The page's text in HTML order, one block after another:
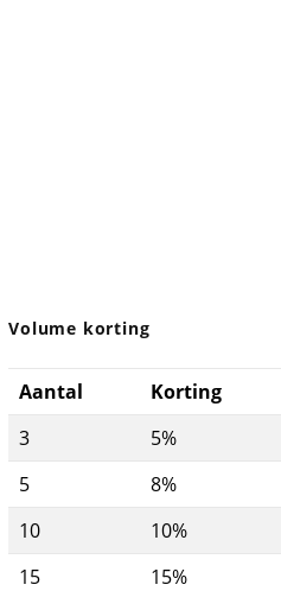
Volume korting
Aantal Korting
3
5%
5
8%
10
10%
15
15%